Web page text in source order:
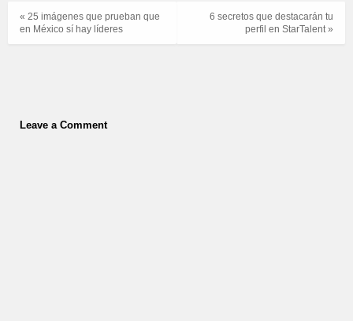
6 secretos que destacarán tu
perfil en StarTalent »
« 25 imágenes que prueban que
en México sí hay líderes
Leave a Comment